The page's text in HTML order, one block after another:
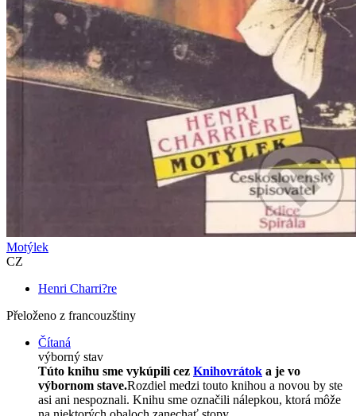
Motýlek
CZ
Henri Charri?re
Přeloženo z francouzštiny
Čítaná
výborný stav
Túto knihu sme vykúpili cez Knihovrátok a je vo
výbornom stave.Rozdiel medzi touto knihou a novou by ste
asi ani nespoznali. Knihu sme označili nálepkou, ktorá môže